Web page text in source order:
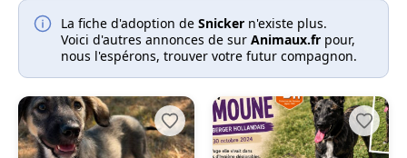
La fiche d'adoption de Snicker n'existe plus.
Voici d'autres annonces de sur Animaux.fr pour,
nous l'espérons, trouver votre futur compagnon.